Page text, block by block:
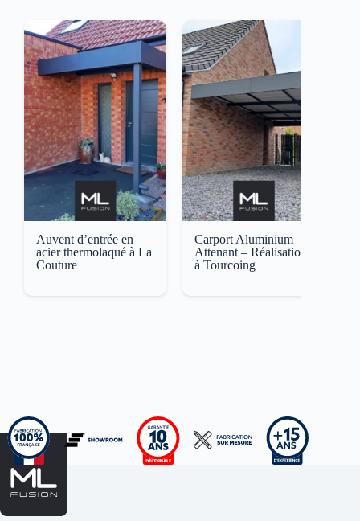
Auvent d’entrée en
acier thermolaqué à La
Couture
Carport Aluminium
Attenant – Réalisation
à Tourcoing